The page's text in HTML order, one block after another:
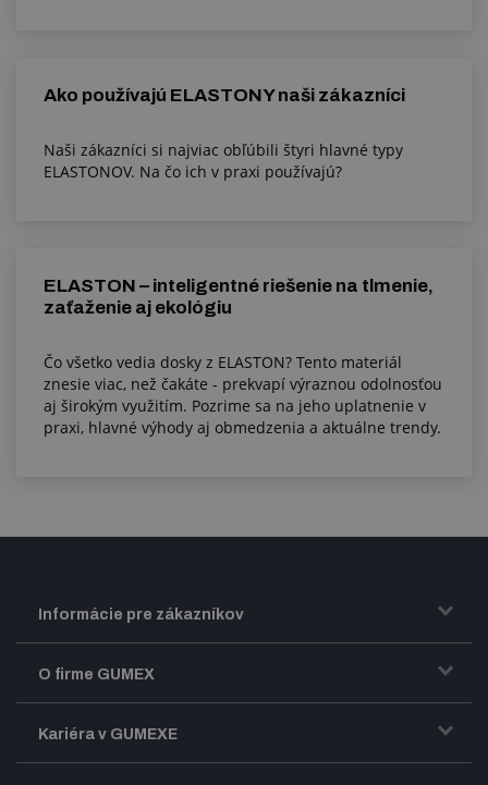
Ako používajú ELASTONY naši zákazníci
Naši zákazníci si najviac obľúbili štyri hlavné typy
ELASTONOV. Na čo ich v praxi používajú?
ELASTON – inteligentné riešenie na tlmenie,
zaťaženie aj ekológiu
Čo všetko vedia dosky z ELASTON? Tento materiál
znesie viac, než čakáte - prekvapí výraznou odolnosťou
aj širokým využitím. Pozrime sa na jeho uplatnenie v
praxi, hlavné výhody aj obmedzenia a aktuálne trendy.
Informácie pre zákazníkov
Doprava a zasielanie tovaru
Obchodné podmienky
O firme GUMEX
Predstavenie firmy GUMEX
Kariéra v GUMEXE